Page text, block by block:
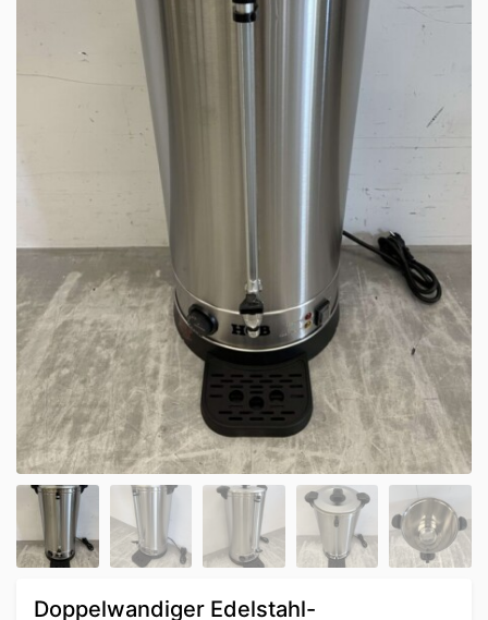
Doppelwandiger Edelstahl-